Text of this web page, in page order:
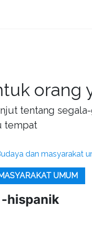
tentang
tempat
dan masyarakat
UMUM
-hispanik